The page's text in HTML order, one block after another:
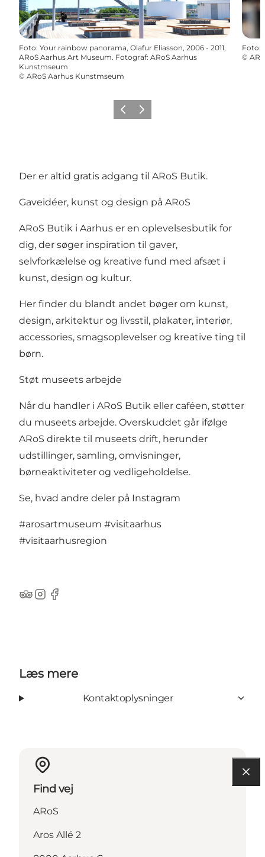
Foto: Your rainbow panorama, Olafur Eliasson, 2006 - 2011,
ARoS Aarhus Art Museum. Fotograf: ARoS Aarhus
Kunstmseum
© ARoS Aarhus Kunstmseum
Foto:
©
ForrigeNæste
Der er altid gratis adgang til ARoS Butik.
Gaveidéer, kunst og design på ARoS
ARoS Butik i Aarhus er en oplevelsesbutik for
dig, der søger inspiration til gaver,
selvforkælelse og kreative fund med afsæt i
kunst, design og kultur.
Her finder du blandt andet bøger om kunst,
design, arkitektur og livsstil, plakater, interiør,
accessories, smagsoplevelser og kreative ting til
børn.
Støt museets arbejde
Når du handler i ARoS Butik eller caféen, støtter
du museets arbejde. Overskuddet går ifølge
ARoS direkte til museets drift, herunder
udstillinger, samling, omvisninger,
børneaktiviteter og vedligeholdelse.
Se, hvad andre deler på Instagram
#arosartmuseum #visitaarhus
#visitaarhusregion
TripAdvisor
Instagram
Facebook
Læs mere
Kontaktoplysninger
Find vej
ARoS
Aros Allé 2